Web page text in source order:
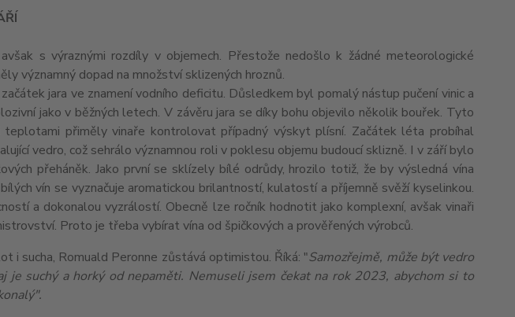
s výraznými rozdíly v objemech. Přestože nedošlo k žádné meteorologické
významný dopad na množství sklizených hroznů.
jara ve znamení vodního deficitu. Důsledkem byl pomalý nástup pučení vinic a
jako v běžných letech. V závěru jara se díky bohu objevilo několik bouřek. Tyto
teplotami přiměly vinaře kontrolovat případný výskyt plísní. Začátek léta probíhal
vedro, což sehrálo významnou roli v poklesu objemu budoucí sklizně. I v září bylo
přeháněk. Jako první se sklízely bílé odrůdy, hrozilo totiž, že by výsledná vína
vín se vyznačuje aromatickou brilantností, kulatostí a příjemně svěží kyselinkou.
a dokonalou vyzrálostí. Obecně lze ročník hodnotit jako komplexní, avšak vinaři
Proto je třeba vybírat vína od špičkových a prověřených výrobců.
sucha, Romuald Peronne zůstává optimistou. Říká: "Samozřejmě, může být vedro
je suchý a horký od nepaměti. Nemuseli jsem čekat na rok 2023, abychom si to